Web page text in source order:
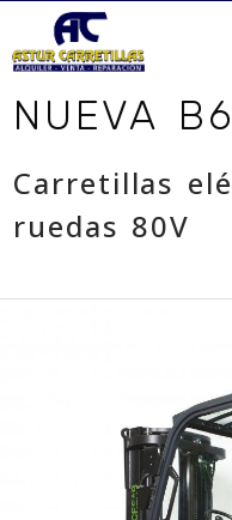
NUEVA
Carretillas
ruedas 80V